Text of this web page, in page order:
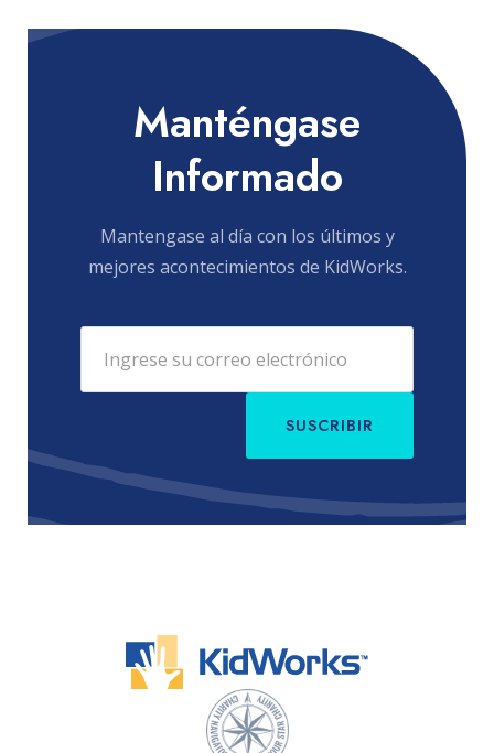
Manténgase
Informado
Mantengase al día con los últimos y
mejores acontecimientos de KidWorks.
SUSCRIBIR